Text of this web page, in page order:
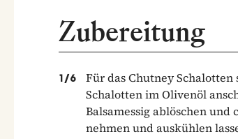
Zubereitung
1/6
Für das Chutney
Schalotten im Olivenöl
Balsamessig ablöschen
nehmen und auskühlen